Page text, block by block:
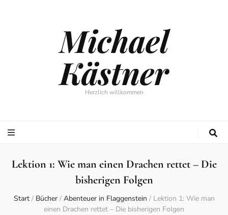
Michael
Kästner
Herzlich willkommen
Lektion 1: Wie man einen Drachen rettet – Die
bisherigen Folgen
Start / Bücher / Abenteuer in Flaggenstein / Lektion 1: Wie man
einen Drachen rettet – Die bisherigen Folgen